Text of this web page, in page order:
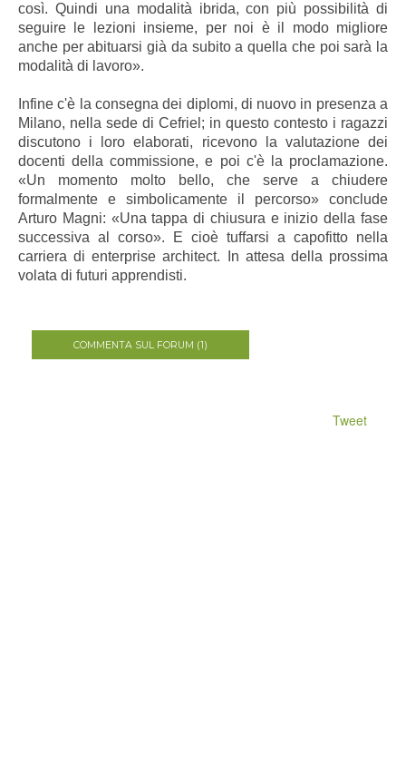
così. Quindi una modalità ibrida, con più possibilità di
seguire le lezioni insieme, per noi è il modo migliore
anche per abituarsi già da subito a quella che poi sarà la
modalità di lavoro».
Infine c'è la consegna dei diplomi, di nuovo in presenza a
Milano, nella sede di Cefriel; in questo contesto i ragazzi
discutono i loro elaborati, ricevono la valutazione dei
docenti della commissione, e poi c'è la proclamazione.
«Un momento molto bello, che serve a chiudere
formalmente e simbolicamente il percorso» conclude
Arturo Magni: «Una tappa di chiusura e inizio della fase
successiva al corso». E cioè tuffarsi a capofitto nella
carriera di enterprise architect. In attesa della prossima
volata di futuri apprendisti.
COMMENTA SUL FORUM (1)
Tweet